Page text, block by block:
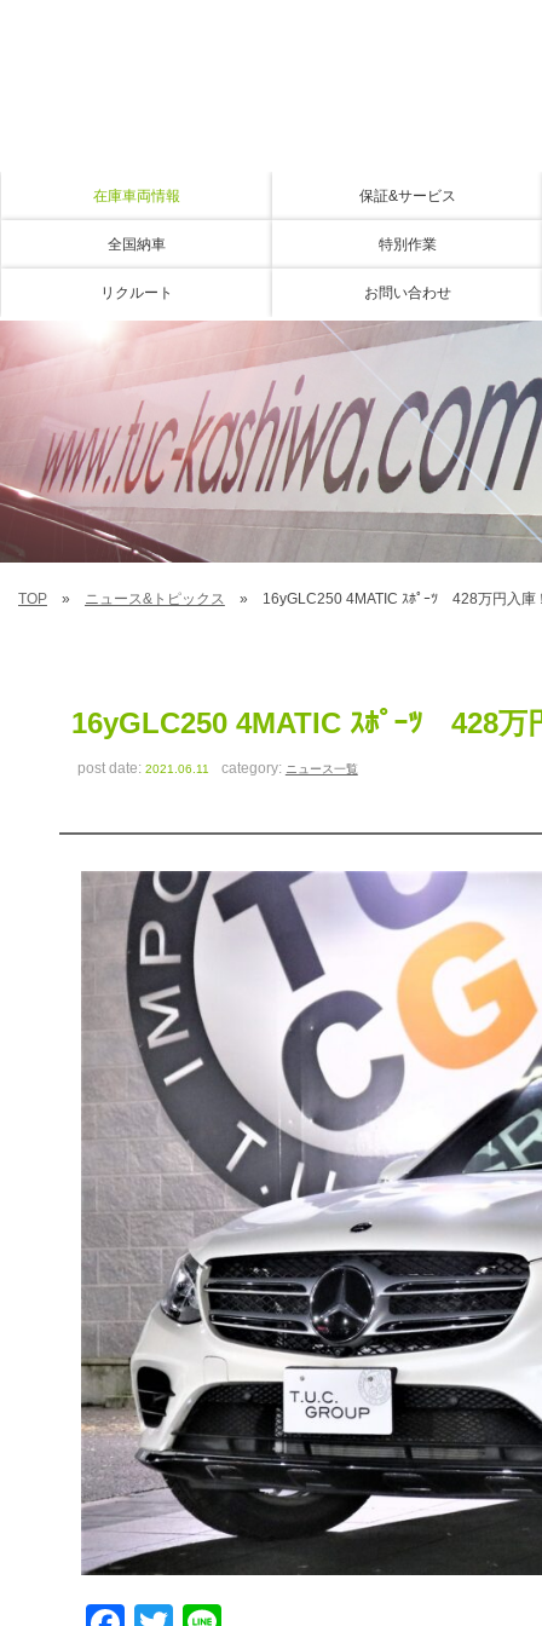
在庫車両情報 保証&サービス
全国納車 特別作業
リクルート お問い合わせ
TOP ニュース&トピックス 16yGLC250 4MATIC ｽﾎﾟｰﾂ 428万円入庫
16yGLC250 4MATIC ｽﾎﾟｰﾂ 428万
post date:2021.06.11 category: ニュース一覧